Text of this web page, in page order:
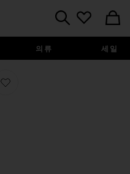
의류 세일
찜상품 ICON LOW NYLON 부츠